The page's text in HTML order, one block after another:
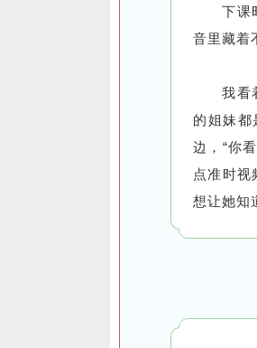
下课
音里藏着
我看
的姐妹都
边，“你
点准时视
想让她知